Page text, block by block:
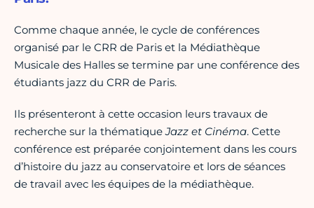
Comme chaque année, le cycle de conférences
organisé par le CRR de Paris et la Médiathèque
Musicale des Halles se termine par une conférence des
étudiants jazz du CRR de Paris.
Ils présenteront à cette occasion leurs travaux de
recherche sur la thématiqueJazz et Cinéma. Cette
conférence est préparée conjointement dans les cours
d’histoire du jazz au conservatoire et lors de séances
de travail avec les équipes de la médiathèque.